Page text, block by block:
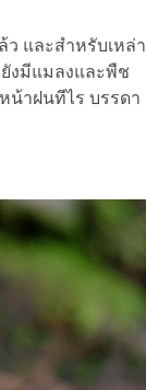
และสำหรับเหล่า
งมีแมลงและพืช
น้าฝนทีไร บรรดา